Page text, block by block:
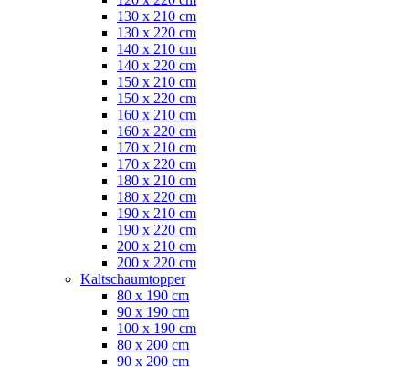
130 x 210 cm
130 x 220 cm
140 x 210 cm
140 x 220 cm
150 x 210 cm
150 x 220 cm
160 x 210 cm
160 x 220 cm
170 x 210 cm
170 x 220 cm
180 x 210 cm
180 x 220 cm
190 x 210 cm
190 x 220 cm
200 x 210 cm
200 x 220 cm
Kaltschaumtopper
80 x 190 cm
90 x 190 cm
100 x 190 cm
80 x 200 cm
90 x 200 cm